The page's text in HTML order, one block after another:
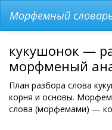
Морфемный
кукушонок —
морфменый
План разбора слова
корня и основы.
слова (морфемами) —